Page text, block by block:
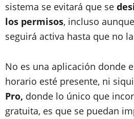
sistema se evitará que se
los permisos, incluso
seguirá activa hasta que no
No es una aplicación donde
horario esté presente, ni
Pro, donde lo único que
gratuita, es que se puedan